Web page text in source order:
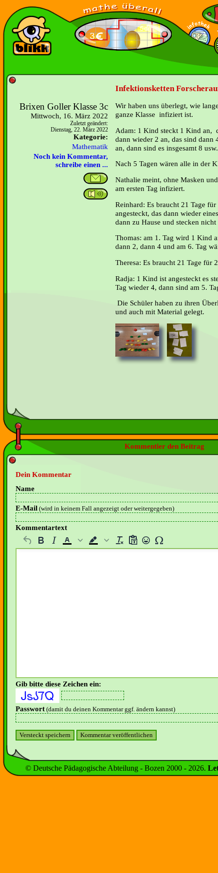
Infektionsketten
Brixen Goller Klasse 3c
Mittwoch, 16. März 2022
Zuletzt geändert:
Dienstag, 22. März 2022
Kategorie:
Mathematik
Noch kein Kommentar,
schreibe einen ...
Wir haben uns überlegt, wie
ganze Klasse infiziert ist.
Adam: 1 Kind steckt 1 Kind an,
dann wieder 2 an, das sind
an, dann sind es insgesamt 8 usw.
Nach 5 Tagen wären alle in der
Nathalie meint, ohne Masken
am ersten Tag infiziert.
Reinhard: Es braucht 21 Tage
angesteckt, das dann wieder
dann zu Hause und stecken
Thomas: am 1. Tag wird 1 Kind
dann 2, dann 4 und am 6. Tag
Theresa: Es braucht 21 Tage für
Radja: 1 Kind ist angesteckt es
Tag wieder 4, dann sind am 5.
Die Schüler haben zu ihren
und auch mit Material gelegt.
Kommentier den Beitrag
Dein Kommentar
Name
E-Mail (wird in keinem Fall angezeigt oder weitergegeben)
Kommentartext
Gib bitte diese Zeichen ein:
Passwort (damit du deinen Kommentar ggf. ändern kannst)
© Deutsche Pädagogische Abteilung - Bozen 2000 - 2026.